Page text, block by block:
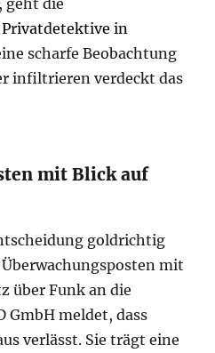
Privatdetektive in
scharfe Beobachtung
infiltrieren verdeckt das
mit Blick auf
goldrichtig
mit
über Funk an die
GmbH meldet, dass
verlässt. Sie trägt eine